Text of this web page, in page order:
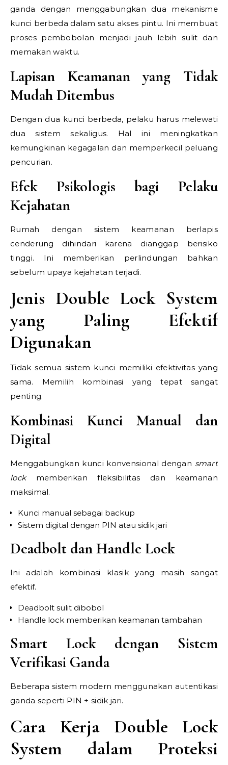
ganda dengan menggabungkan dua mekanisme
kunci berbeda dalam satu akses pintu. Ini membuat
proses pembobolan menjadi jauh lebih sulit dan
memakan waktu.
Lapisan Keamanan yang Tidak
Mudah Ditembus
Dengan dua kunci berbeda, pelaku harus melewati
dua sistem sekaligus. Hal ini meningkatkan
kemungkinan kegagalan dan memperkecil peluang
pencurian.
Efek Psikologis bagi Pelaku
Kejahatan
Rumah dengan sistem keamanan berlapis
cenderung dihindari karena dianggap berisiko
tinggi. Ini memberikan perlindungan bahkan
sebelum upaya kejahatan terjadi.
Jenis Double Lock System
yang Paling Efektif
Digunakan
Tidak semua sistem kunci memiliki efektivitas yang
sama. Memilih kombinasi yang tepat sangat
penting.
Kombinasi Kunci Manual dan
Digital
Menggabungkan kunci konvensional dengan smart
lockmemberikan fleksibilitas dan keamanan
maksimal.
Kunci manual sebagai backup
Sistem digital dengan PIN atau sidik jari
Deadbolt dan Handle Lock
Ini adalah kombinasi klasik yang masih sangat
efektif.
Deadbolt sulit dibobol
Handle lock memberikan keamanan tambahan
Smart Lock dengan Sistem
Verifikasi Ganda
Beberapa sistem modern menggunakan autentikasi
ganda seperti PIN + sidik jari.
Cara Kerja Double Lock
System dalam Proteksi